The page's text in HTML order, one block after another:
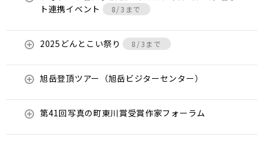
ト連携イベント
8/3まで
2025どんとこい祭り 8/3まで
旭岳登頂ツアー（旭岳ビジターセンター）
第41回写真の町東川賞受賞作家フォーラム